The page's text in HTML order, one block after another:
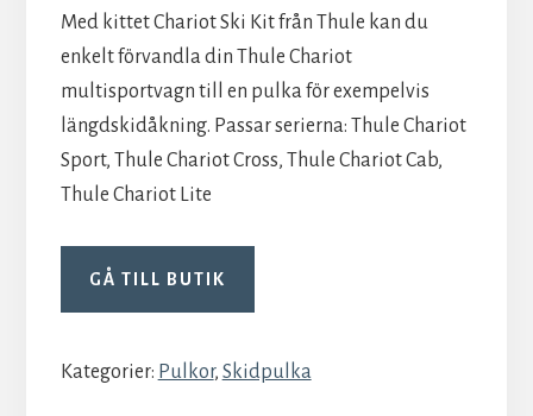
Med kittet Chariot Ski Kit från Thule kan du
enkelt förvandla din Thule Chariot
multisportvagn till en pulka för exempelvis
längdskidåkning. Passar serierna: Thule Chariot
Sport, Thule Chariot Cross, Thule Chariot Cab,
Thule Chariot Lite
GÅ TILL BUTIK
Kategorier: Pulkor, Skidpulka